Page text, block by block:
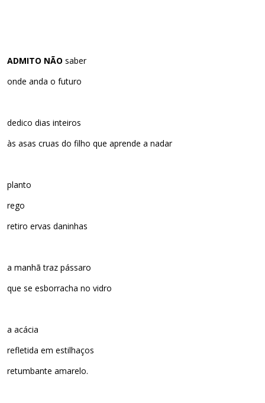
ADMITO NÃO saber
onde anda o futuro
dedico dias inteiros
às asas cruas do filho que aprende a nadar
planto
rego
retiro ervas daninhas
a manhã traz pássaro
que se esborracha no vidro
a acácia
refletida em estilhaços
retumbante amarelo.